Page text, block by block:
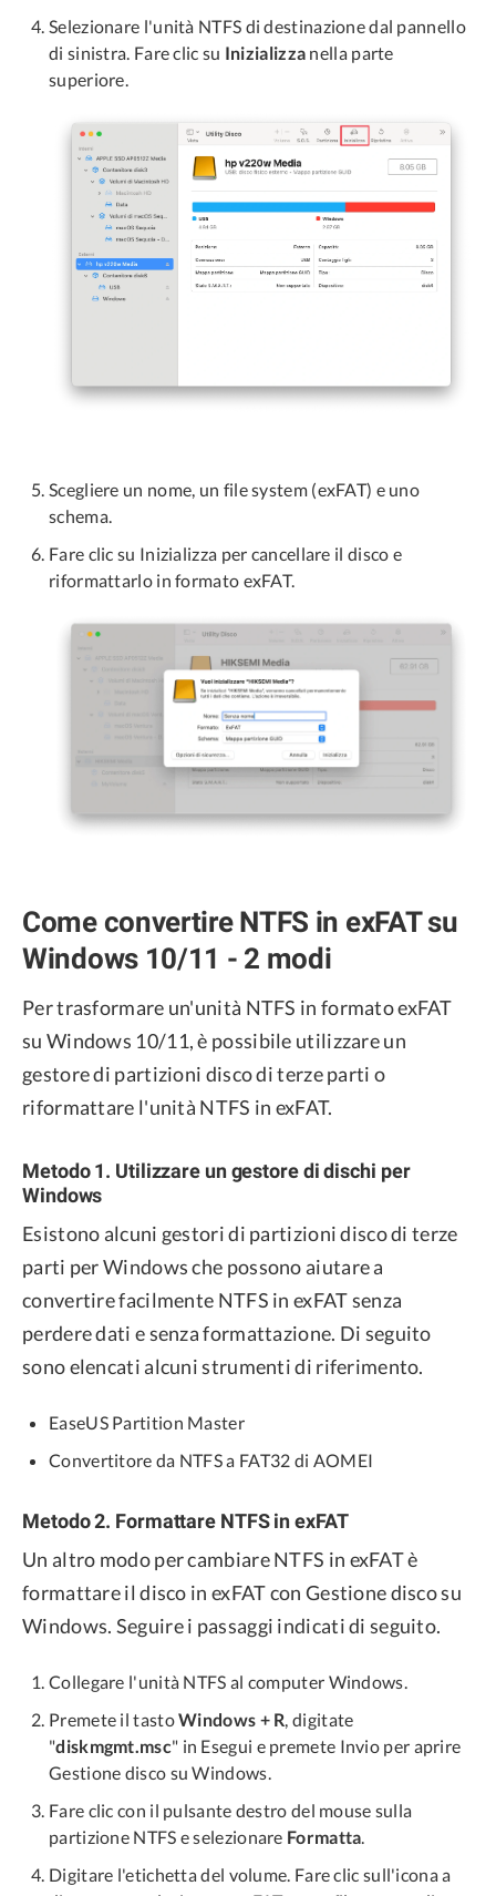
Selezionare l'unità NTFS di destinazione dal pannello
di sinistra. Fare clic su Inizializza nella parte
superiore.
Scegliere un nome, un file system (exFAT) e uno
schema.
Fare clic su Inizializza per cancellare il disco e
riformattarlo in formato exFAT.
Come convertire NTFS in exFAT su
Windows 10/11 - 2 modi
Per trasformare un'unità NTFS in formato exFAT
su Windows 10/11, è possibile utilizzare un
gestore di partizioni disco di terze parti o
riformattare l'unità NTFS in exFAT.
Metodo 1. Utilizzare un gestore di dischi per
Windows
Esistono alcuni gestori di partizioni disco di terze
parti per Windows che possono aiutare a
convertire facilmente NTFS in exFAT senza
perdere dati e senza formattazione. Di seguito
sono elencati alcuni strumenti di riferimento.
EaseUS Partition Master
Convertitore da NTFS a FAT32 di AOMEI
Metodo 2. Formattare NTFS in exFAT
Un altro modo per cambiare NTFS in exFAT è
formattare il disco in exFAT con Gestione disco su
Windows. Seguire i passaggi indicati di seguito.
Collegare l'unità NTFS al computer Windows.
Premete il tastoWindows + R, digitate
"diskmgmt.msc" in Esegui e premete Invio per aprire
Gestione disco su Windows.
Fare clic con il pulsante destro del mouse sulla
partizione NTFS e selezionare Formatta.
Digitare l'etichetta del volume. Fare clic sull'icona a